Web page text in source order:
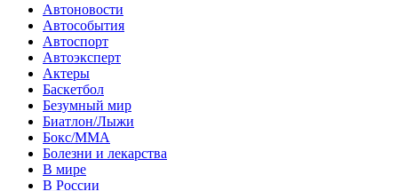
Автоновости
Автособытия
Автоспорт
Автоэксперт
Актеры
Баскетбол
Безумный мир
Биатлон/Лыжи
Бокс/MMA
Болезни и лекарства
В мире
В России